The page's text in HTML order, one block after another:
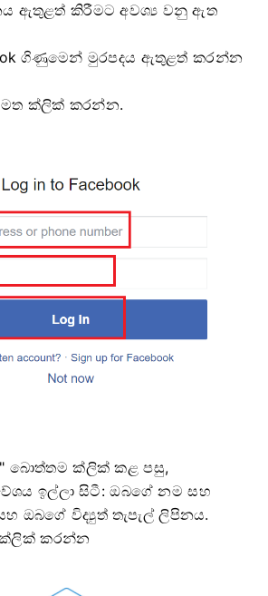
ඇතුළත් කිරීමට අවශ්‍ය වනු ඇත
ගිණුමෙන් මුරපදය ඇතුළත් කරන්න
මත ක්ලික් කරන්න.
බොත්තම ක්ලික් කළ පසු,
ඉල්ලා සිටී: ඔබගේ නම සහ
ඔබගේ විද්‍යුත් තැපැල් ලිපිනය.
ක්ලික් කරන්න